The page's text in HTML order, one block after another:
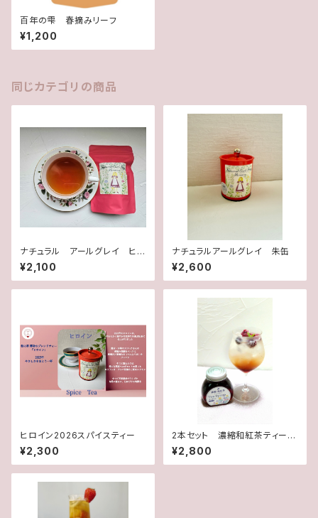
百年の雫 春摘みリーフ
¥1,200
同じカテゴリの商品
ナチュラル アールグレイ ヒ
ロイン
¥2,100
ナチュラルアールグレイ 朱缶
¥2,600
ヒロイン2026スパイスティー
¥2,300
2本セット 濃縮和紅茶ティーシ
ロップ
¥2,800